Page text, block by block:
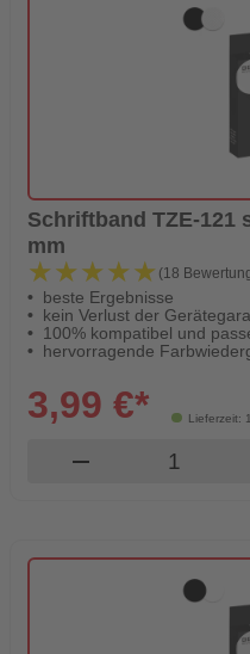
Schriftband TZE-121
mm
★★★★★
★★★★★ (18
beste Ergebnisse
kein Verlust der
100% kompatibel und
hervorragende
Lieferzeit:
3,99 €*
remove Produkt